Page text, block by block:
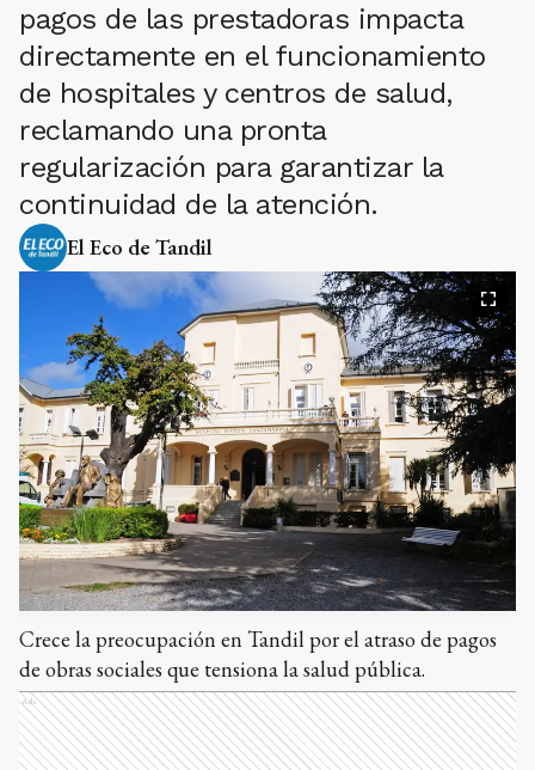
pagos de las prestadoras impacta
directamente en el funcionamiento
de hospitales y centros de salud,
reclamando una pronta
regularización para garantizar la
continuidad de la atención.
El Eco de Tandil
Crece la preocupación en Tandil por el atraso de pagos
de obras sociales que tensiona la salud pública.
Ads